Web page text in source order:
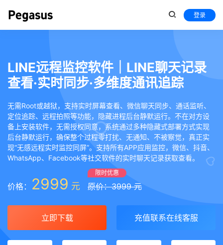
登录
LINE远程监控软件｜LINE聊天记录
查看·实时同步·多维度通讯追踪
无需Root或越狱，支持实时屏幕查看、微信聊天同步、通话监听、
定位追踪、远程拍照等功能，隐藏进程后台静默运行。不在对方设
备上安装软件，无需授权同意，系统通过多种隐藏式部署方式实现
后台静默运行，确保整个过程零打扰、无通知、不被察觉，真正实
现“无感远程实时监控同屏”。支持所有APP应用监控，微信、抖音、
WhatsApp、Facebook等社交软件的实时聊天记录获取查看。
价格： 2999 元
限时优惠
原价：3999 元
立即下载 充值联系在线客服